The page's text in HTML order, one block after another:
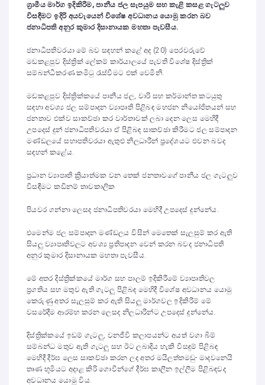
ග්‍රාමීය මාර්ග ඉදිකිරීම, පානීය ජල සැපයුම සහ කැළි කසළ ගැටලුව
විසඳීමට ඉදිරි අයවැයෙන් විශේෂ අවධානය යොමු කරන බව
ජනාධිපති අනුර කුමාර දිසානායක මහතා පැවසීය.
ජනාධිපතිවරයා මේ බව සඳහන් කළේ අද (20) පෙරවරුවේ
මඩකළපුව දිස්ත්‍රික් ලේකම් කාර්යාලයේ පැවති විශේෂ දිස්ත්‍රික්
සම්බන්ධීකරණ කමිටු රැස්වීමට එක් වෙමිනි.
මඩකළපුව දිස්ත්‍රික්කයේ පානීය ජල, වාරි සහ කර්මාන්ත කටයුතු
සඳහා අවශ්‍ය ජල සම්පාදන ව්‍යාපෘති පිළිබඳ මහජන නියෝජිතයන් සහ
ජනතාව එක්ව සාකච්ඡා කර වාර්තාවක් ලබා දෙන ලෙස මෙහිදී
උපදෙස් දුන් ජනාධිපතිවරයා ඒ පිළිබඳ සාකච්ඡා කිරීමට ජල සම්පාදන
මණ්ඩලයේ සභාපතිවරයා ඇතුළු නිලධාරීන් ප්‍රදේශයට එවන බවද
සඳහන් කළේය.
ප්‍රධාන ව්‍යාපෘති ක්‍රියාත්මක වන තෙක් ජනතාවගේ පානීය ජල ගැටලුව
විසඳීමට කඩිනම් තාවකාලික
පියවර ගන්නා ලෙසද ජනාධිපතිවරයා මෙහිදී උපදෙස් දුන්නේය.
එමෙන්ම ජල සම්පාදන මණ්ඩලය විසින් මෙතෙක් සැලසුම් කර ඇති
සියලු ව්‍යාපෘතිවලට අවශ්‍ය ප්‍රතිපාදන වෙන් කරන බවද ජනාධිපති
අනුර කුමාර දිසානායක මහතා පැවසීය.
මේ අතර දිස්ත්‍රික්කයේ මාර්ග සහ පාලම් ඉදිකිරීමේ ව්‍යාපෘතිවල
ප්‍රගතිය සහ මතුව ඇති ගැටලු පිළිබඳ මෙහිදී විශේෂ අවධානය යොමු
කෙරුණු අතර සැලසුම් කර ඇති සියලු මාර්ගවල ඉදිකිරීම් මේ
වසරේදීම ආරම්භ කරන ලෙසද නිලධාරීන්ට උපදෙස් දුන්නේය.
දිස්ත්‍රික්කයේ ඉඩම් ගැටලු, වනජීවි කලාපයන්ට අයත් වගා බිම්
සම්බන්ධ මතුව ඇති ගැටලු සහ ඊට ලබාදිය හැකි විසඳුම් පිළිබඳ
මෙහිදී දීර්ඝ ලෙස සාකච්ඡා කරන ලද අතර මයිලත්තමඩු- මාදවනෙයි
තෘණ භූමියට අදාළ කිරි ගොවීන්ගේ දීර්ඝ කාලීන ඉල්ලීම පිළිබඳවද
අවධානය යොමු විය.